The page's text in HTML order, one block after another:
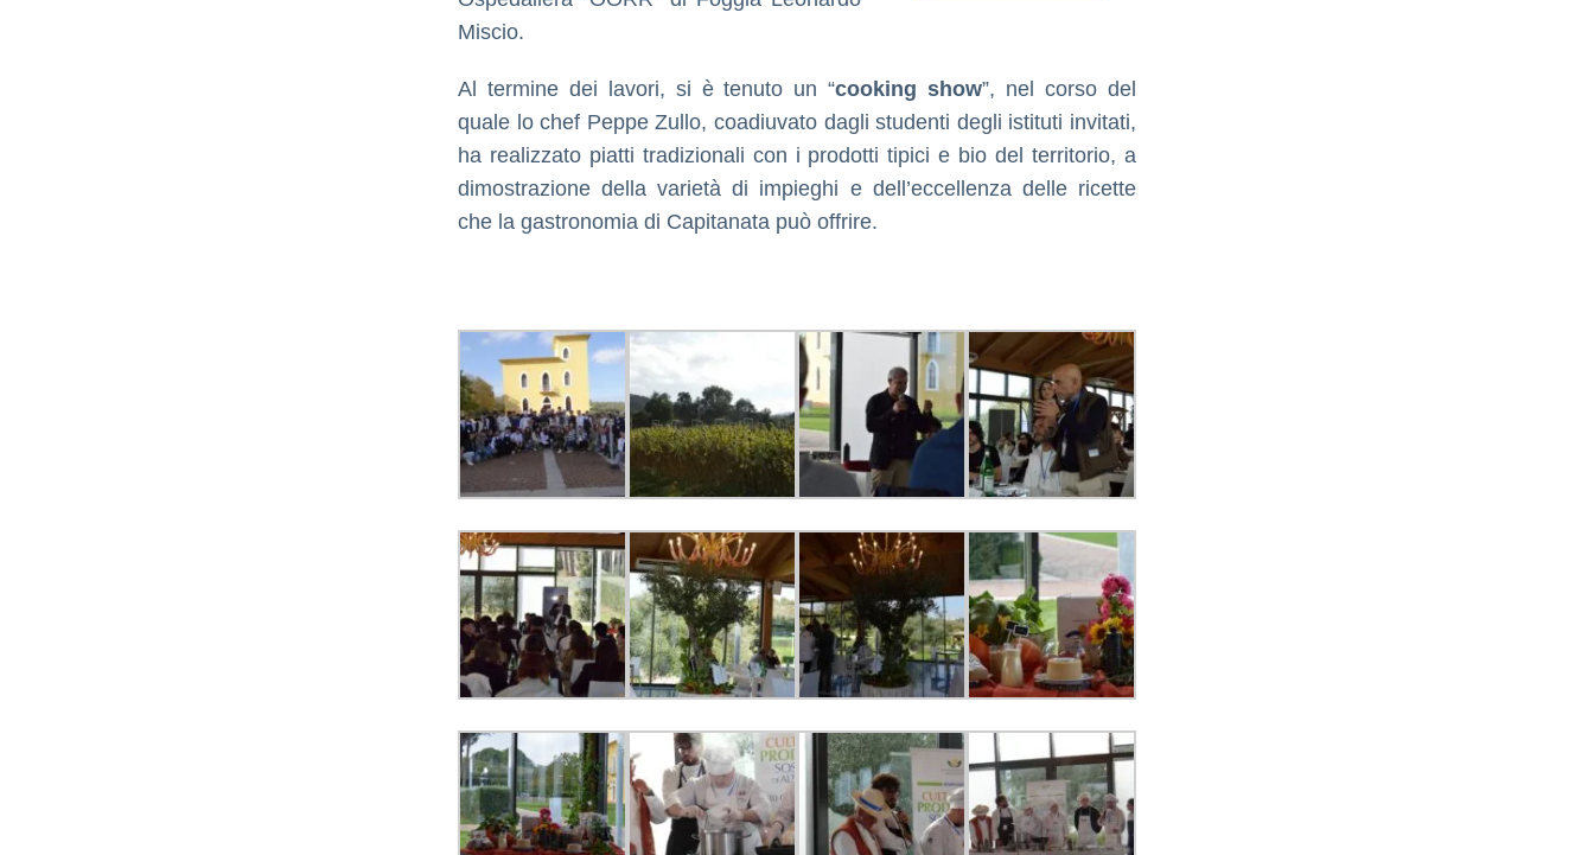
Miscio.
Al termine dei lavori, si è tenuto un “cooking show”, nel corso del
quale lo chef Peppe Zullo, coadiuvato dagli studenti degli istituti invitati,
ha realizzato piatti tradizionali con i prodotti tipici e bio del territorio, a
dimostrazione della varietà di impieghi e dell’eccellenza delle ricette
che la gastronomia di Capitanata può offrire.